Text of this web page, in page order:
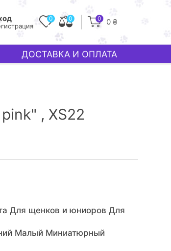
0 0 0 0 ₴
ДОСТАВКА И ОПЛАТА
, XS22
Для щенков и юниоров Для
Малый Миниатюрный